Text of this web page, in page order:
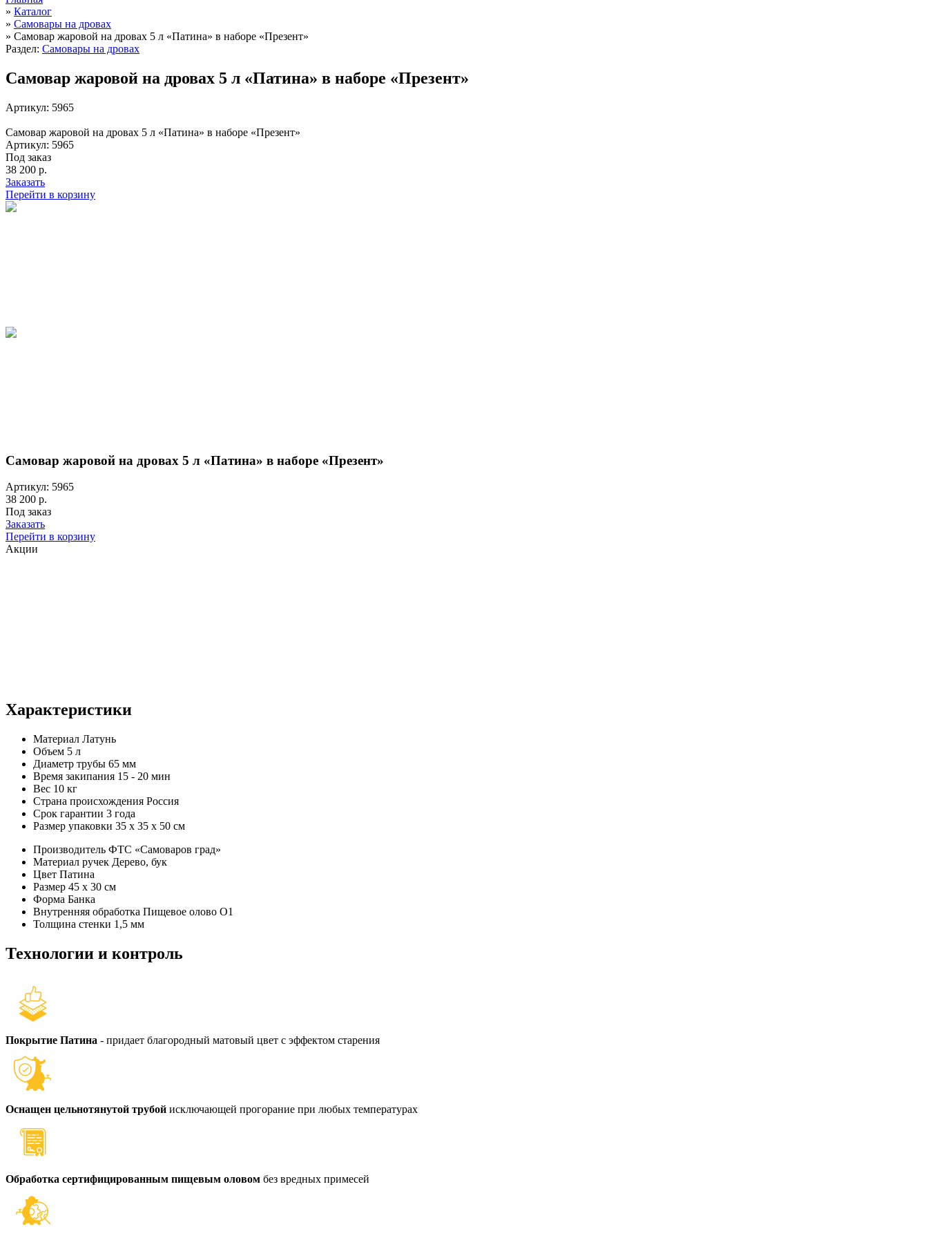
» Каталог
» Cамовары на дровах
» Самовар жаровой на дровах 5 л «Патина» в наборе «Презент»
Раздел: Cамовары на дровах
Самовар жаровой на дровах 5 л «Патина» в наборе «Презент»
Артикул: 5965
Самовар жаровой на дровах 5 л «Патина» в наборе «Презент»
Артикул: 5965
Под заказ
38 200 р.
Заказать
Перейти в корзину
Самовар жаровой на дровах 5 л «Патина» в наборе «Презент»
Артикул: 5965
38 200 р.
Под заказ
Заказать
Перейти в корзину
Акции
Характеристики
Материал Латунь
Объем 5 л
Диаметр трубы 65 мм
Время закипания 15 - 20 мин
Вес 10 кг
Страна происхождения Россия
Срок гарантии 3 года
Размер упаковки 35 х 35 х 50 см
Производитель ФТС «Самоваров град»
Материал ручек Дерево, бук
Цвет Патина
Размер 45 х 30 см
Форма Банка
Внутренняя обработка Пищевое олово О1
Толщина стенки 1,5 мм
Технологии и контроль
Покрытие Патина - придает благородный матовый цвет с эффектом старения
Оснащен цельнотянутой трубой исключающей прогорание при любых температурах
Обработка сертифицированным пищевым оловом без вредных примесей